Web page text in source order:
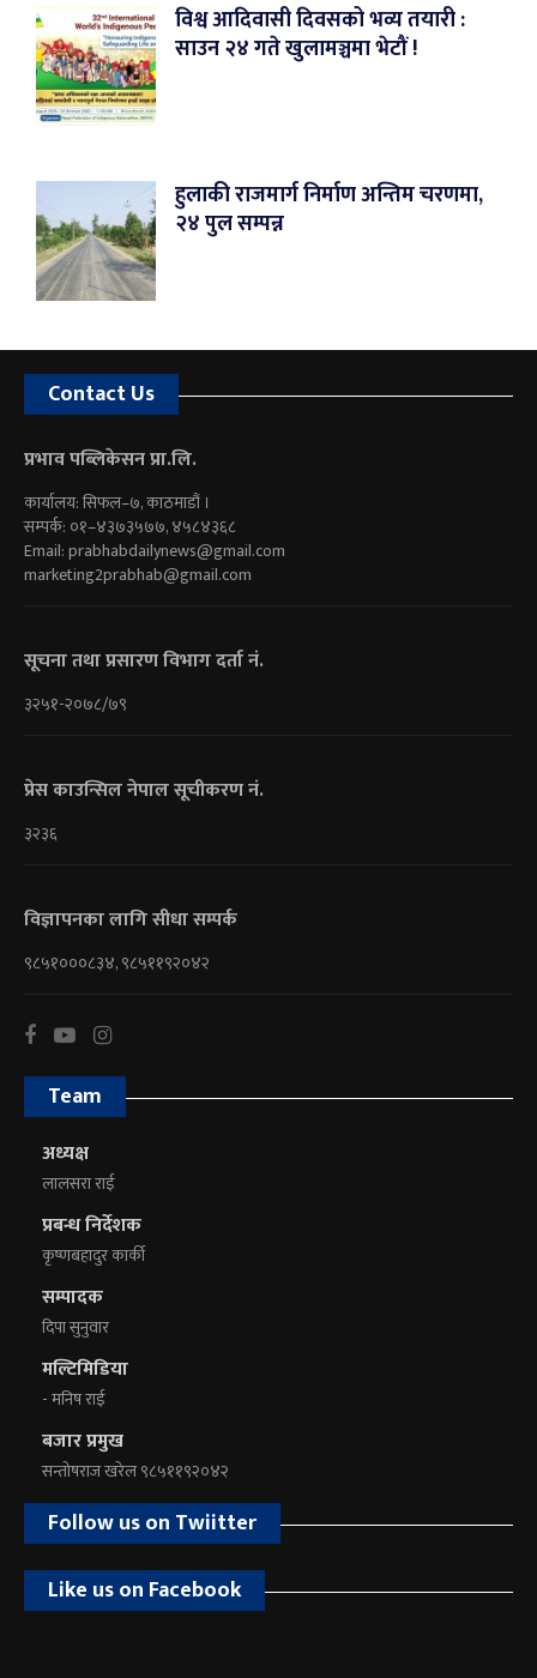
विश्व आदिवासी दिवसको भव्य तयारी :
साउन २४ गते खुलामञ्चमा भेटौं !
हुलाकी राजमार्ग निर्माण अन्तिम चरणमा,
२४ पुल सम्पन्न
Contact Us
प्रभाव पब्लिकेसन प्रा.लि.
कार्यालय: सिफल–७, काठमाडौं ।
सम्पर्क: ०१–४३७३५७७, ४५८४३६८
Email:prabhabdailynews@gmail.com
marketing2prabhab@gmail.com
सूचना तथा प्रसारण विभाग दर्ता नं.
३२५१-२०७८/७९
प्रेस काउन्सिल नेपाल सूचीकरण नं.
३२३६
विज्ञापनका लागि सीधा सम्पर्क
९८५१०००८३४, ९८५११९२०४२
Team
अध्यक्ष
लालसरा राई
प्रबन्ध निर्देशक
कृष्णबहादुर कार्की
सम्पादक
दिपा सुनुवार
मल्टिमिडिया
- मनिष राई
बजार प्रमुख
सन्तोषराज खरेल ९८५११९२०४२
Follow us on Twiitter
Like us on Facebook